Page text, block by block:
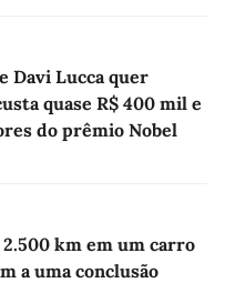
Davi Lucca quer
quase R$ 400 mil e
do prêmio Nobel
km em um carro
a uma conclusão